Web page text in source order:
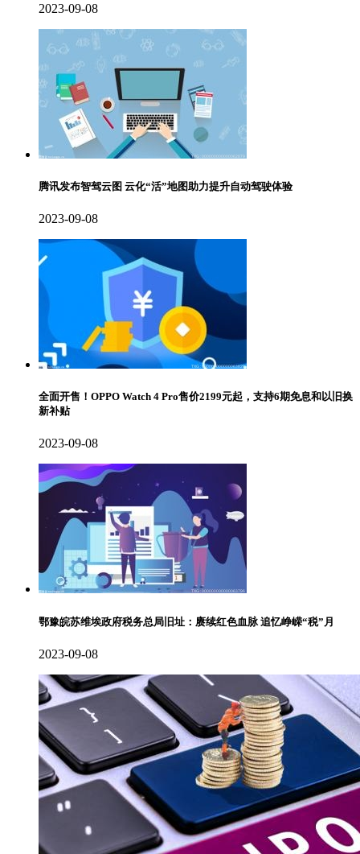
2023-09-08
腾讯发布智驾云图 云化“活”地图助力提升自动驾驶体验
2023-09-08
全面开售！OPPO Watch 4 Pro售价2199元起，支持6期免息和以旧换
新补贴
2023-09-08
鄂豫皖苏维埃政府税务总局旧址：赓续红色血脉 追忆峥嵘“税”月
2023-09-08